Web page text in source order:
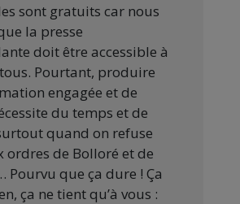
sont gratuits car nous
la presse
doit être accessible à
Pourtant, produire
engagée et de
du temps et de
quand on refuse
ordres de Bolloré et de
Pourvu que ça dure ! Ça
ça ne tient qu’à vous :